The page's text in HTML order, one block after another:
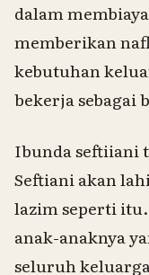
dalam
memberikan
kebutuhan
bekerja sebagai
Ibunda seftiiani
Seftiani akan
lazim seperti
anak-anaknya
seluruh